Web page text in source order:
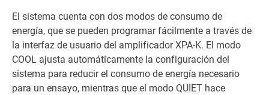
El sistema cuenta con dos modos de consumo de
energía, que se pueden programar fácilmente a través de
la interfaz de usuario del amplificador XPA-K. El modo
COOL ajusta automáticamente la configuración del
sistema para reducir el consumo de energía necesario
para un ensayo, mientras que el modo QUIET hace